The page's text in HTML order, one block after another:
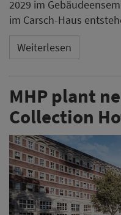
2029 im
im Carsch-Haus
Weiterlesen
MHP plant
Collection